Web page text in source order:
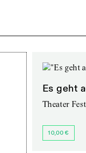
Es geht
Theater
10,00 €